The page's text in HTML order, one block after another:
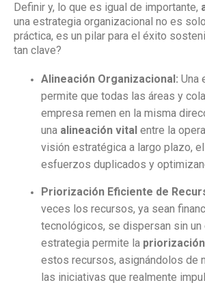
Definir y, lo que es igual de importante,
una estrategia organizacional no es
práctica, es un pilar para el éxito
tan clave?
Alineación Organizacional: Una
permite que todas las áreas y
empresa remen en la misma
una alineación vital entre la
visión estratégica a largo plazo,
esfuerzos duplicados y
Priorización Eficiente de
veces los recursos, ya sean
tecnológicos, se dispersan sin un
estrategia permite la
estos recursos, asignándolos de
las iniciativas que realmente